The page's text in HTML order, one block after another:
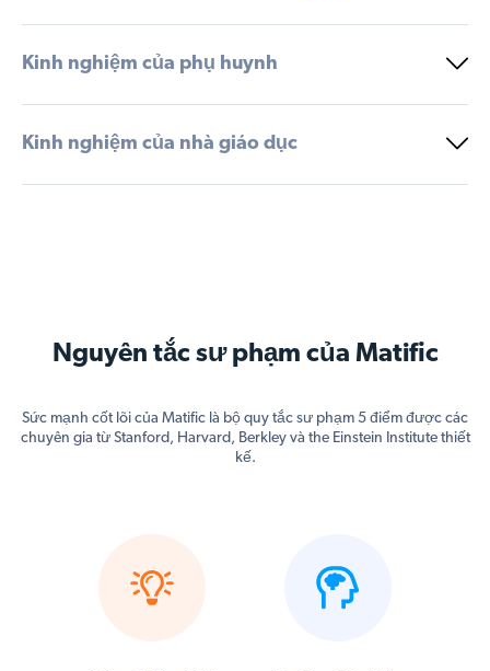
Kinh nghiệm của phụ huynh
Kinh nghiệm của nhà giáo dục
Nguyên tắc sư phạm của Matific
Sức mạnh cốt lõi của Matific là bộ quy tắc sư phạm 5 điểm được các
chuyên gia từ Stanford, Harvard, Berkley và the Einstein Institute thiết
kế.